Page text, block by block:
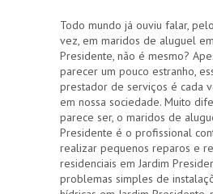
Todo mundo já ouviu falar,
vez, em maridos de aluguel
Presidente, não é mesmo?
parecer um pouco estranho,
prestador de serviços é cada
em nossa sociedade. Muito
parece ser, o maridos de
Presidente é o profissional
realizar pequenos reparos e
residenciais em Jardim
problemas simples de